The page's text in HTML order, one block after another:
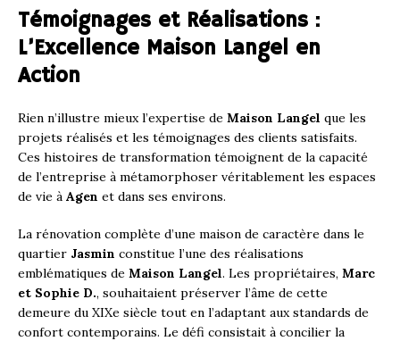
Témoignages et Réalisations :
L’Excellence Maison Langel en
Action
Rien n’illustre mieux l’expertise de Maison Langel que les
projets réalisés et les témoignages des clients satisfaits.
Ces histoires de transformation témoignent de la capacité
de l’entreprise à métamorphoser véritablement les espaces
de vie à Agen et dans ses environs.
La rénovation complète d’une maison de caractère dans le
quartier Jasmin constitue l’une des réalisations
emblématiques de Maison Langel. Les propriétaires, Marc
et Sophie D., souhaitaient préserver l’âme de cette
demeure du XIXe siècle tout en l’adaptant aux standards de
confort contemporains. Le défi consistait à concilier la